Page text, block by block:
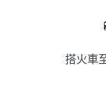
搭火車